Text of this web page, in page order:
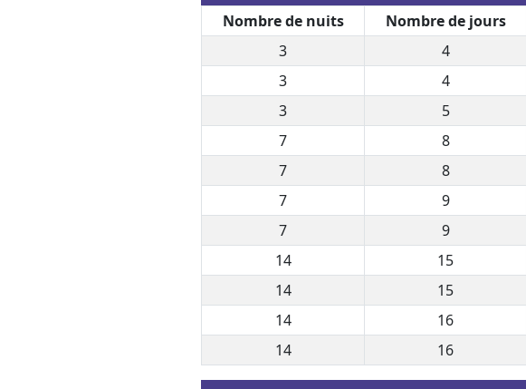
Nombre de nuits Nombre de jours
3
4
3
4
3
5
7
8
7
8
7
9
7
9
14
15
14
15
14
16
14
16